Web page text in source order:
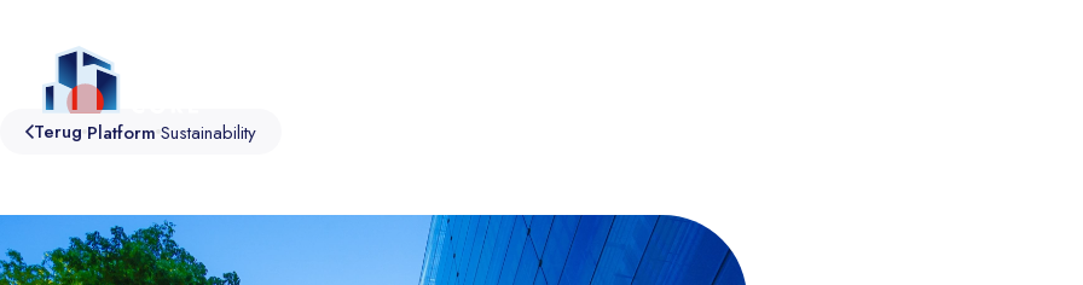
Sustainability
Comfort
Workspace
Connect
Building Operations
Onderwijs
Kantoor
Facility manager
Vastgoedmanager
Energieconsultant
Terug Platform Sustainability